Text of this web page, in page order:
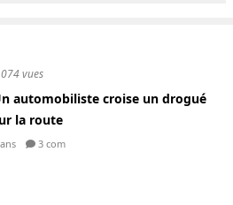
vues
automobiliste croise un drogué
la route
3 com